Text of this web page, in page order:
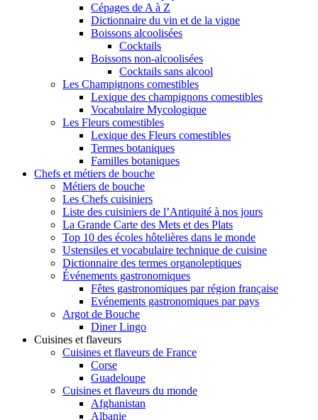
Cépages de A à Z
Dictionnaire du vin et de la vigne
Boissons alcoolisées
Cocktails
Boissons non-alcoolisées
Cocktails sans alcool
Les Champignons comestibles
Lexique des champignons comestibles
Vocabulaire Mycologique
Les Fleurs comestibles
Lexique des Fleurs comestibles
Termes botaniques
Familles botaniques
Chefs et métiers de bouche
Métiers de bouche
Les Chefs cuisiniers
Liste des cuisiniers de l’Antiquité à nos jours
La Grande Carte des Mets et des Plats
Top 10 des écoles hôtelières dans le monde
Ustensiles et vocabulaire technique de cuisine
Dictionnaire des termes organoleptiques
Événements gastronomiques
Fêtes gastronomiques par région française
Evénements gastronomiques par pays
Argot de Bouche
Diner Lingo
Cuisines et flaveurs
Cuisines et flaveurs de France
Corse
Guadeloupe
Cuisines et flaveurs du monde
Afghanistan
Albanie